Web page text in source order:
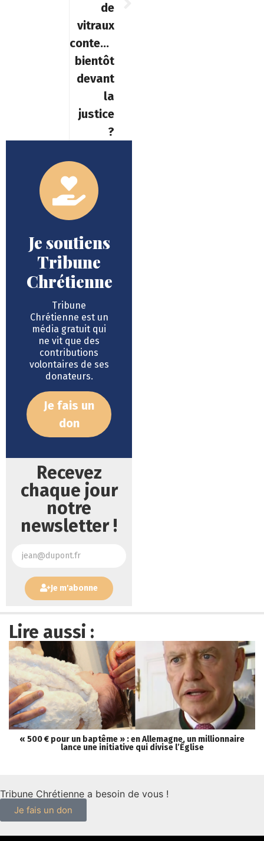
de
vitraux
contemporains
bientôt
devant
la
justice
?
Je soutiens
Tribune
Chrétienne
Tribune
Chrétienne est un
média gratuit qui
ne vit que des
contributions
volontaires de ses
donateurs.
Je fais un
don
Recevez
chaque jour
notre
newsletter !
Je m'abonne
Lire aussi :
« 500 € pour un baptême » : en Allemagne, un millionnaire
lance une initiative qui divise l’Église
Tribune Chrétienne a besoin de vous !
Je fais un don